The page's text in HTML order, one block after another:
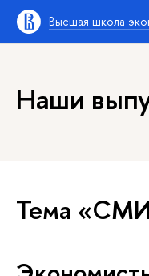
Высшая школа
Наши
Тема